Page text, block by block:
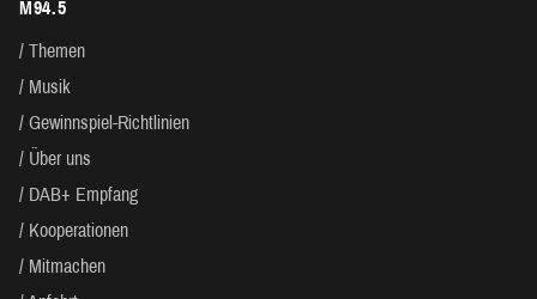
M94.5
Themen
Musik
Gewinnspiel-Richtlinien
Über uns
DAB+ Empfang
Kooperationen
Mitmachen